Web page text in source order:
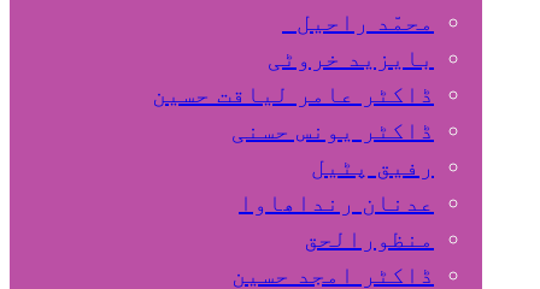
محمّد راحیل
بایزید خروٹی
ڈاکٹر عامر لیاقت حسین
ڈاکٹر یونس حسنی
رفیق پٹیل
عدنان رنداھاوا
منظورالحق
ڈاکٹر امجد حسین